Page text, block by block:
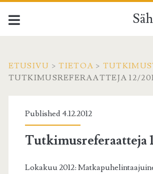
ETUSIVU >TIETOA >
TUTKIMUSREFERAATTEJA 12/
Published 4.12.2012
Tutkimusreferaatteja
Lokakuu 2012: